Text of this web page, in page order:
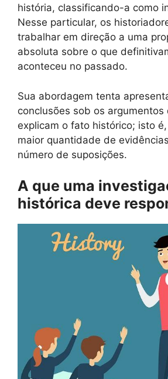
história, classificando-a como
Nesse particular, os
trabalhar em direção a uma
absoluta sobre o que
aconteceu no passado.
Sua abordagem tenta
conclusões sob os argumentos
explicam o fato histórico; isto
maior quantidade de
número de suposições.
A que uma
histórica deve